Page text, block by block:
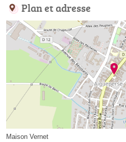
Plan et adresse
Maison Vernet